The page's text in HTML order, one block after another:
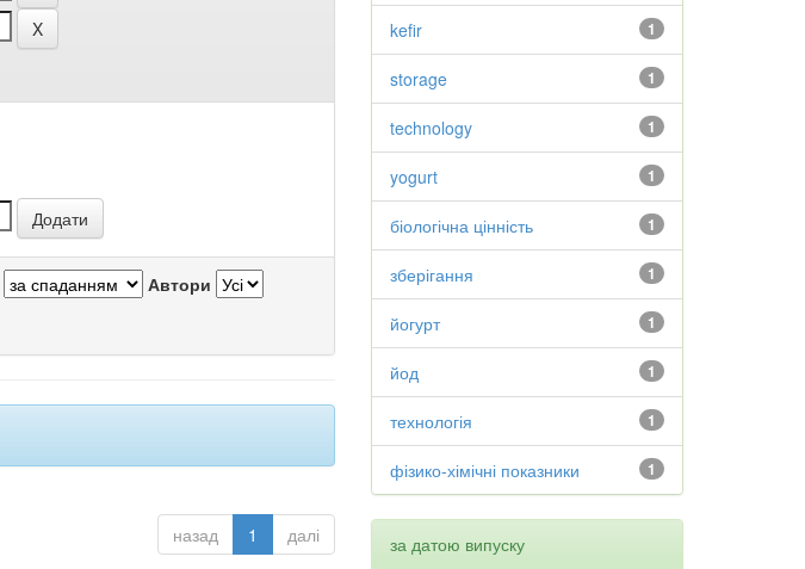
Автори
назад 1 далі
1
kefir
1
storage
1
technology
1
yogurt
1
біологічна цінність
1
зберігання
1
йогурт
1
йод
1
технологія
1
фізико-хімічні показники
за датою випуску